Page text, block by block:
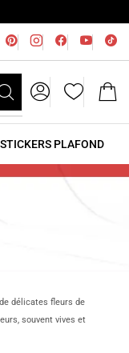
STICKERS PLAFOND
délicates fleurs de
souvent vives et